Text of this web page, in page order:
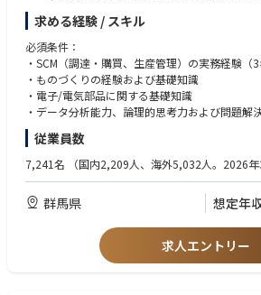
外EMSを活用 したEMS活用戦略の立案
・新規委託先の開拓、生産移管、量産立上げ、
期）管理までの一貫したプロセスの構築
・社内の開発・調達・品質保証・生産部門、お
トナーと連携しながら、グローバルサプライチ
■業務内容：
・新規パートナーの開拓、評価、選定および契約
・生産移管プロジェクトの推進および量産立上
・サプライチェーン全体での生産能力・リソー
・原価低減活動およびコスト改善施策の推進
・変化の大きい環境の中でも主体的に行動できる
・関係部門や海外パートナーと円滑に連携できる
求める経験 / スキル
必須条件：
・SCM（調達・購買、生産管理）の実務経験（3
・ものづくりの経験および基礎知識
・電子/電気部品に関する基礎知識
・データ分析能力、論理的思考力および問題解
・円滑なコミュニケーション能力
歓迎条件：
・サプライチェーンマネジメントに関する知識・
・英語によるコミュニケーション能力（メール
・プロジェクトマネジメント経験
従業員数
7,241名 （国内2,209人、海外5,032人。2026年
群馬県 想定年
求人エントリー